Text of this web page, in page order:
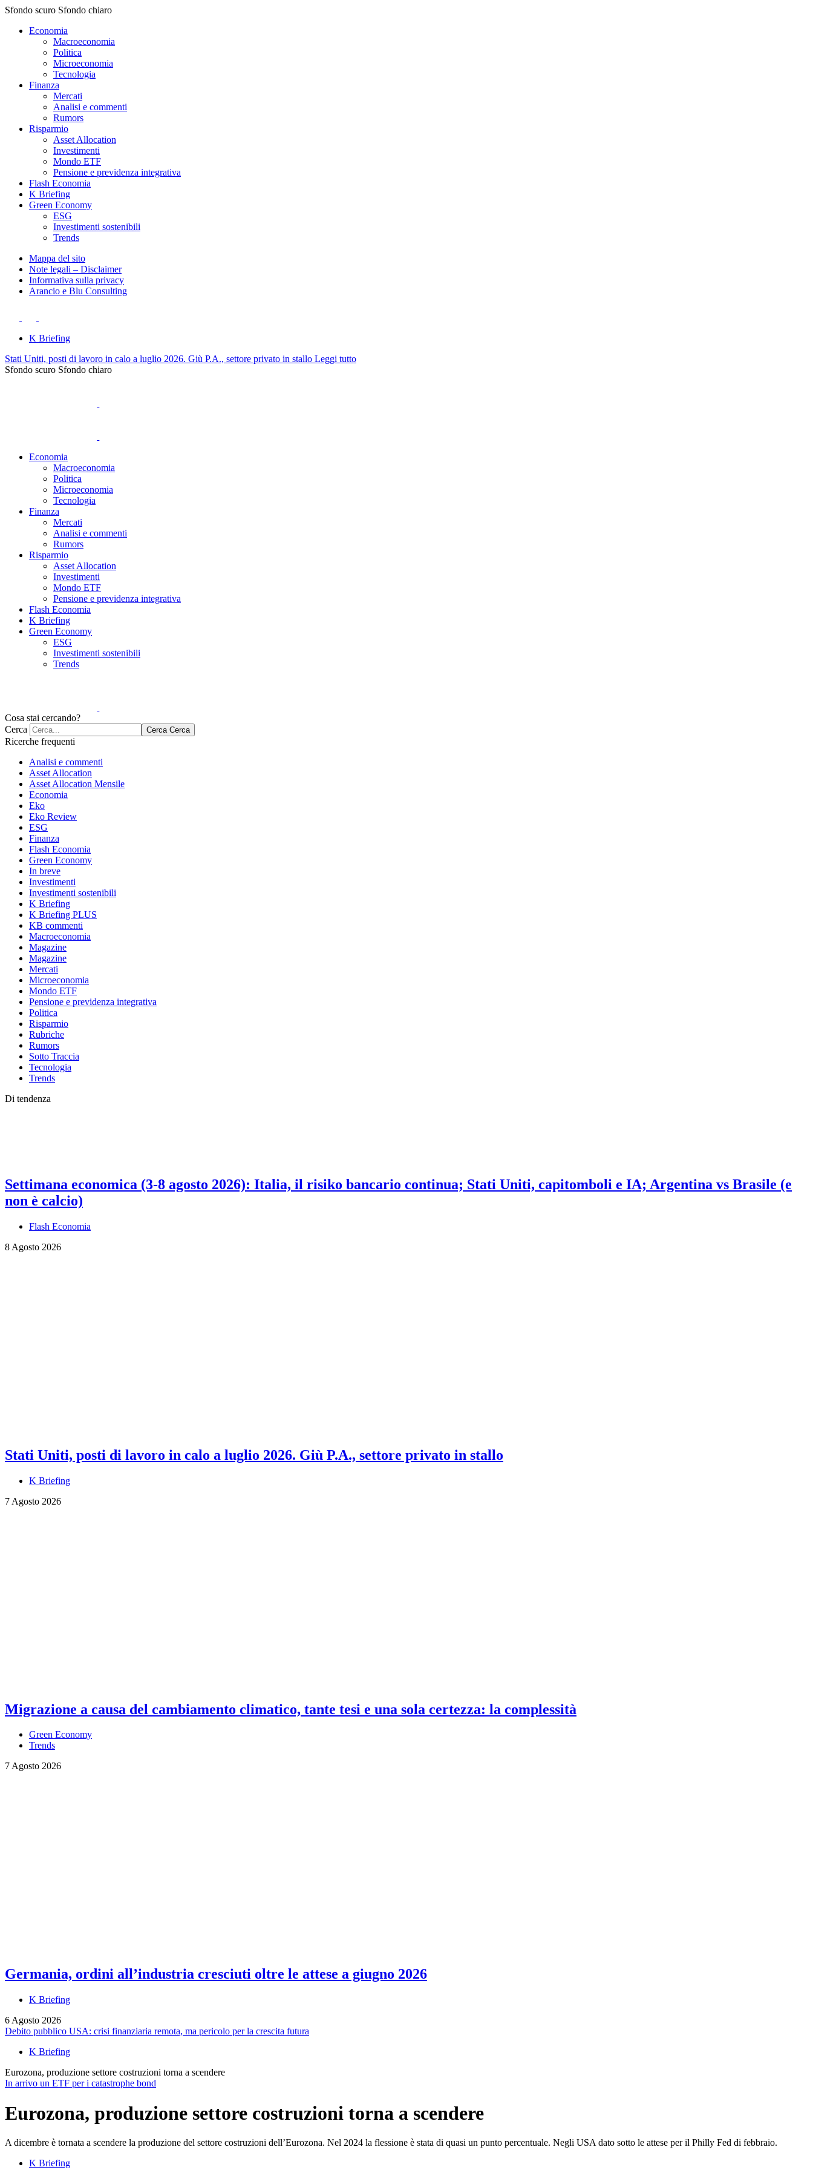
Sfondo scuro Sfondo chiaro
Economia
Macroeconomia
Politica
Microeconomia
Tecnologia
Finanza
Mercati
Analisi e commenti
Rumors
Risparmio
Asset Allocation
Investimenti
Mondo ETF
Pensione e previdenza integrativa
Flash Economia
K Briefing
Green Economy
ESG
Investimenti sostenibili
Trends
Mappa del sito
Note legali – Disclaimer
Informativa sulla privacy
Arancio e Blu Consulting
K Briefing
Stati Uniti, posti di lavoro in calo a luglio 2026. Giù P.A., settore privato in stallo Leggi tutto
Sfondo scuro Sfondo chiaro
Economia
Macroeconomia
Politica
Microeconomia
Tecnologia
Finanza
Mercati
Analisi e commenti
Rumors
Risparmio
Asset Allocation
Investimenti
Mondo ETF
Pensione e previdenza integrativa
Flash Economia
K Briefing
Green Economy
ESG
Investimenti sostenibili
Trends
Cosa stai cercando?
Cerca
Cerca Cerca
Ricerche frequenti
Analisi e commenti
Asset Allocation
Asset Allocation Mensile
Economia
Eko
Eko Review
ESG
Finanza
Flash Economia
Green Economy
In breve
Investimenti
Investimenti sostenibili
K Briefing
K Briefing PLUS
KB commenti
Macroeconomia
Magazine
Magazine
Mercati
Microeconomia
Mondo ETF
Pensione e previdenza integrativa
Politica
Risparmio
Rubriche
Rumors
Sotto Traccia
Tecnologia
Trends
Di tendenza
Settimana economica (3-8 agosto 2026): Italia, il risiko bancario continua; Stati Uniti, capitomboli e IA; Argentina vs Brasile (e
non è calcio)
Flash Economia
8 Agosto 2026
Stati Uniti, posti di lavoro in calo a luglio 2026. Giù P.A., settore privato in stallo
K Briefing
7 Agosto 2026
Migrazione a causa del cambiamento climatico, tante tesi e una sola certezza: la complessità
Green Economy
Trends
7 Agosto 2026
Germania, ordini all’industria cresciuti oltre le attese a giugno 2026
K Briefing
6 Agosto 2026
Debito pubblico USA: crisi finanziaria remota, ma pericolo per la crescita futura
K Briefing
Eurozona, produzione settore costruzioni torna a scendere
In arrivo un ETF per i catastrophe bond
Eurozona, produzione settore costruzioni torna a scendere
A dicembre è tornata a scendere la produzione del settore costruzioni dell’Eurozona. Nel 2024 la flessione è stata di quasi un punto percentuale. Negli USA dato sotto le attese per il Philly Fed di febbraio.
K Briefing